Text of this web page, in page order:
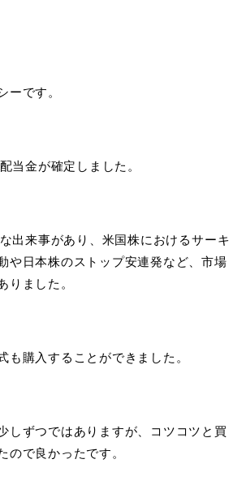
ーです。
当金が確定しました。
出来事があり、米国株におけるサーキ
や日本株のストップ安連発など、市場
りました。
も購入することができました。
しずつではありますが、コツコツと買
ので良かったです。